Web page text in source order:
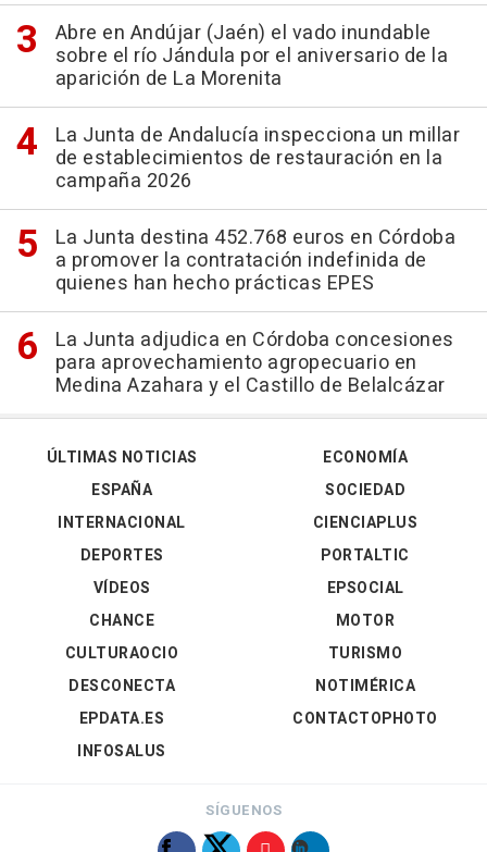
Abre en Andújar (Jaén) el vado inundable
sobre el río Jándula por el aniversario de la
aparición de La Morenita
La Junta de Andalucía inspecciona un millar
de establecimientos de restauración en la
campaña 2026
La Junta destina 452.768 euros en Córdoba
a promover la contratación indefinida de
quienes han hecho prácticas EPES
La Junta adjudica en Córdoba concesiones
para aprovechamiento agropecuario en
Medina Azahara y el Castillo de Belalcázar
ÚLTIMAS NOTICIAS
ESPAÑA
INTERNACIONAL
DEPORTES
VÍDEOS
ECONOMÍA
SOCIEDAD
CIENCIAPLUS
PORTALTIC
EPSOCIAL
CHANCE
CULTURAOCIO
DESCONECTA
EPDATA.ES
INFOSALUS
MOTOR
TURISMO
NOTIMÉRICA
CONTACTOPHOTO
SÍGUENOS